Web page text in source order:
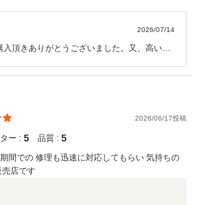
2026/07/14
入頂きありがとうございました。又、高い評
トをさせて頂きます。これからも末永いお
お願い申し上げます。
2026/06/17投稿
ー : 5 品質 : 5
間での 修理も迅速に対応してもらい 気持ちの
売店です